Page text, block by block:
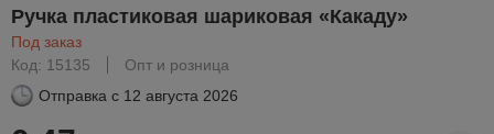
Ручка пластиковая шариковая «Какаду»
Под заказ
Код: 15135
Опт и розница
Отправка с 12 августа 2026